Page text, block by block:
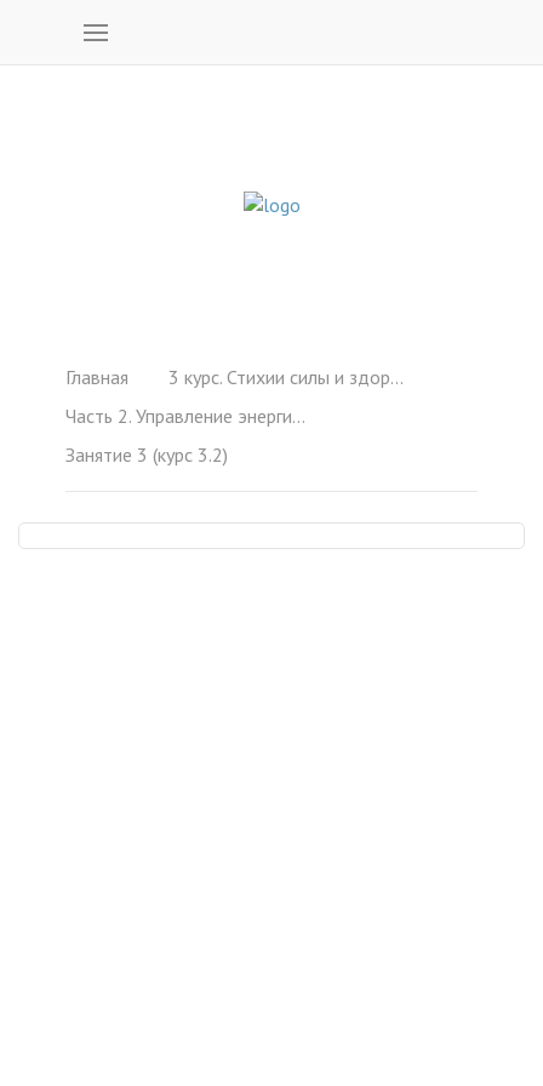
Главная
3 курс. Стихии силы и здоровья (1-6)
Часть 2. Управление энергиями Природных Стихий (1-6)
Занятие 3 (курс 3.2)